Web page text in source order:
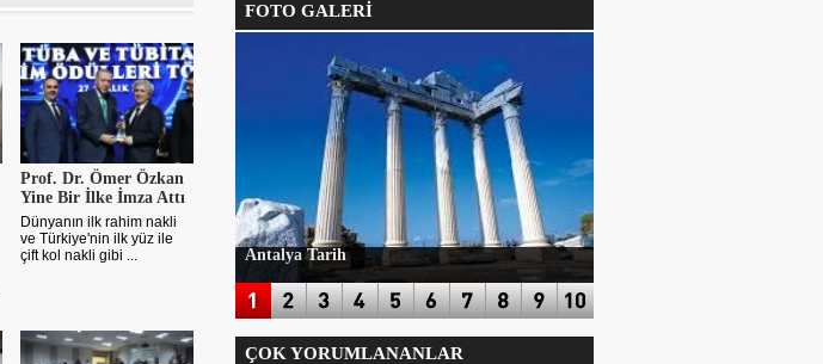
Prof. Dr. Ömer Özkan
Yine Bir İlke İmza Attı
Dünyanın ilk rahim nakli
ve Türkiye'nin ilk yüz ile
çift kol nakli gibi ...
FOTO GALERİ
Antalya Tarih
ÇOK YORUMLANANLAR